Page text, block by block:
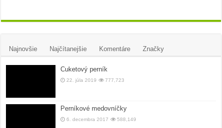
Najnovšie Najčítanejšie Komentáre Značky
Cuketový perník
22. júla 2019 777,723
Perníkové medovníčky
6. decembra 2017 588,149